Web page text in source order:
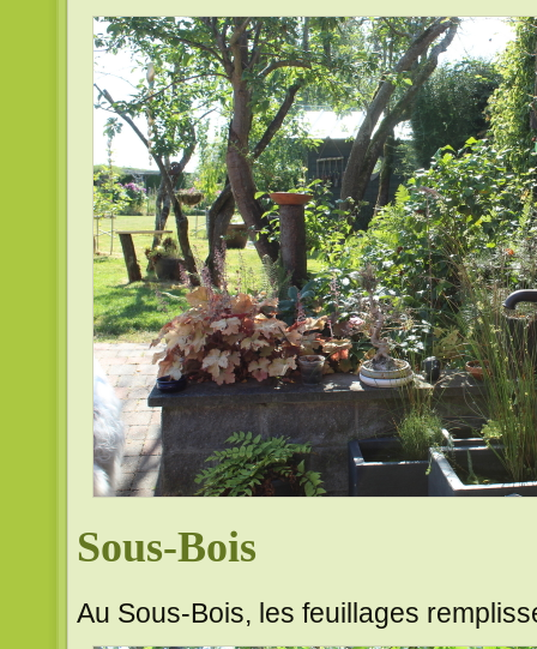
Sous-Bois
Au Sous-Bois, les feuillages